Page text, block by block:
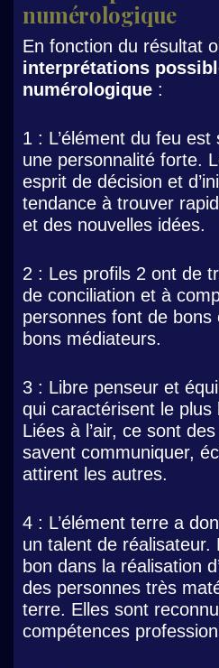
numérologique
En fonction du résultat
interprétations
numérologique :
1 : L’élément du feu
une personnalité forte.
esprit de décision et
tendance à trouver
et des nouvelles idées.
2 : Les profils 2 ont de
de conciliation et à
personnes font de bons
bons médiateurs.
3 : Libre penseur et
qui caractérisent le plus
Liées à l’air, ce sont
savent communiquer,
attirent les autres.
4 : L’élément terre a
un talent de réalisateur.
bon dans la réalisation
des personnes très
terre. Elles sont
compétences